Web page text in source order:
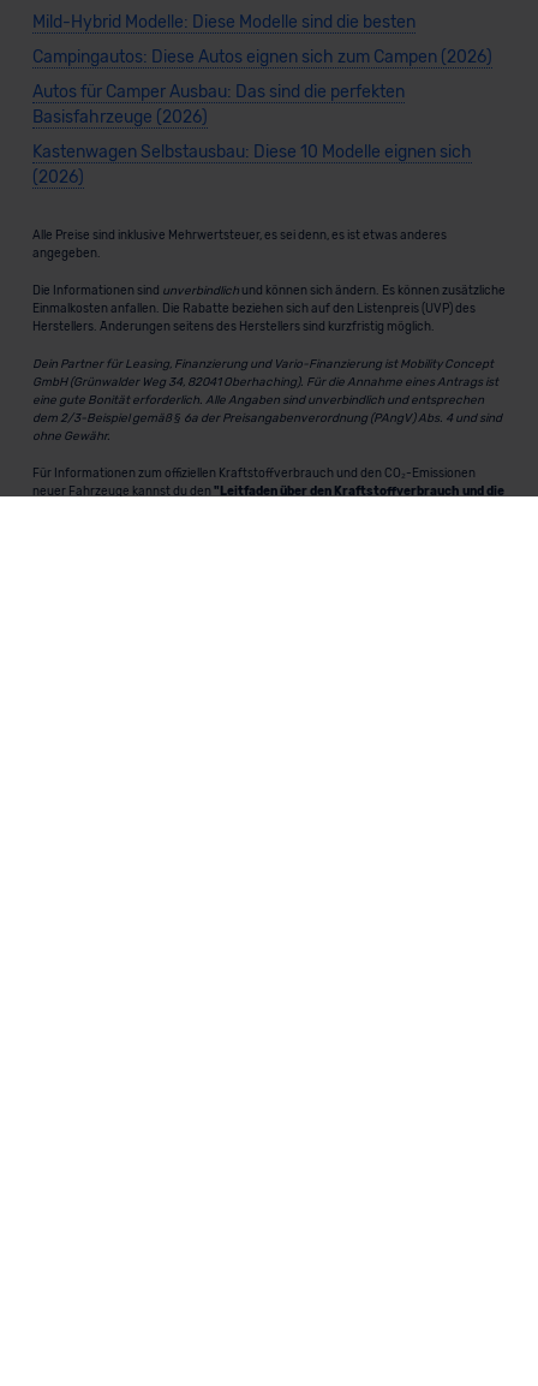
Mild-Hybrid Modelle: Diese Modelle sind die besten
Campingautos: Diese Autos eignen sich zum Campen (2026)
Autos für Camper Ausbau: Das sind die perfekten
Basisfahrzeuge (2026)
Kastenwagen Selbstausbau: Diese 10 Modelle eignen sich
(2026)
Alle Preise sind inklusive Mehrwertsteuer, es sei denn, es ist etwas anderes
angegeben.
Die Informationen sind unverbindlichund können sich ändern. Es können zusätzliche
Einmalkosten anfallen. Die Rabatte beziehen sich auf den Listenpreis (UVP) des
Herstellers. Änderungen seitens des Herstellers sind kurzfristig möglich.
Dein Partner für Leasing, Finanzierung und Vario-Finanzierung ist Mobility Concept
GmbH (Grünwalder Weg 34, 82041 Oberhaching). Für die Annahme eines Antrags ist
eine gute Bonität erforderlich. Alle Angaben sind unverbindlich und entsprechen
dem 2/3-Beispiel gemäß § 6a der Preisangabenverordnung (PAngV) Abs. 4 und sind
ohne Gewähr.
Für Informationen zum offiziellen Kraftstoffverbrauch und den CO₂-Emissionen
neuer Fahrzeuge kannst du den "Leitfaden über den Kraftstoffverbrauch und die